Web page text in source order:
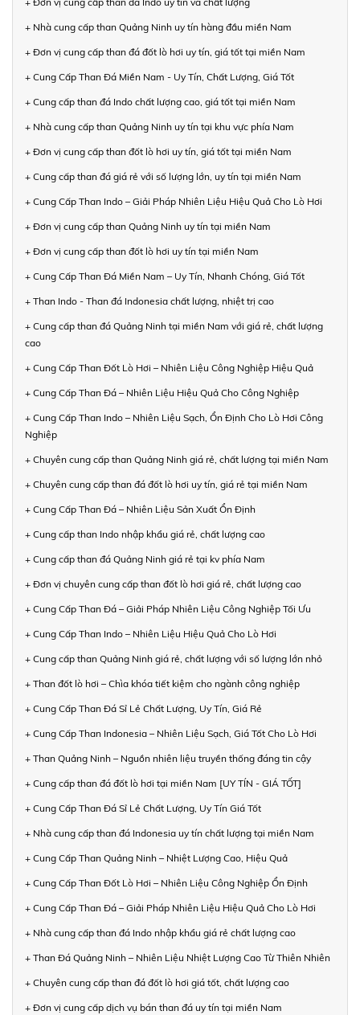
+ Nhà cung cấp than Quảng Ninh uy tín hàng đầu miền Nam
+ Đơn vị cung cấp than đá đốt lò hơi uy tín, giá tốt tại miền Nam
+ Cung Cấp Than Đá Miền Nam - Uy Tín, Chất Lượng, Giá Tốt
+ Cung cấp than đá Indo chất lượng cao, giá tốt tại miền Nam
+ Nhà cung cấp than Quảng Ninh uy tín tại khu vực phía Nam
+ Đơn vị cung cấp than đốt lò hơi uy tín, giá tốt tại miền Nam
+ Cung cấp than đá giá rẻ với số lượng lớn, uy tín tại miền Nam
+ Cung Cấp Than Indo – Giải Pháp Nhiên Liệu Hiệu Quả Cho Lò Hơi
+ Đơn vị cung cấp than Quảng Ninh uy tín tại miền Nam
+ Đơn vị cung cấp than đốt lò hơi uy tín tại miền Nam
+ Cung Cấp Than Đá Miền Nam – Uy Tín, Nhanh Chóng, Giá Tốt
+ Than Indo - Than đá Indonesia chất lượng, nhiệt trị cao
+ Cung cấp than đá Quảng Ninh tại miền Nam với giá rẻ, chất lượng
cao
+ Cung Cấp Than Đốt Lò Hơi – Nhiên Liệu Công Nghiệp Hiệu Quả
+ Cung Cấp Than Đá – Nhiên Liệu Hiệu Quả Cho Công Nghiệp
+ Cung Cấp Than Indo – Nhiên Liệu Sạch, Ổn Định Cho Lò Hơi Công
Nghiệp
+ Chuyên cung cấp than Quảng Ninh giá rẻ, chất lượng tại miền Nam
+ Chuyên cung cấp than đá đốt lò hơi uy tín, giá rẻ tại miền Nam
+ Cung Cấp Than Đá – Nhiên Liệu Sản Xuất Ổn Định
+ Cung cấp than Indo nhập khẩu giá rẻ, chất lượng cao
+ Cung cấp than đá Quảng Ninh giá rẻ tại kv phía Nam
+ Đơn vị chuyên cung cấp than đốt lò hơi giá rẻ, chất lượng cao
+ Cung Cấp Than Đá – Giải Pháp Nhiên Liệu Công Nghiệp Tối Ưu
+ Cung Cấp Than Indo – Nhiên Liệu Hiệu Quả Cho Lò Hơi
+ Cung cấp than Quảng Ninh giá rẻ, chất lượng với số lượng lớn nhỏ
+ Than đốt lò hơi – Chìa khóa tiết kiệm cho ngành công nghiệp
+ Cung Cấp Than Đá Sỉ Lẻ Chất Lượng, Uy Tín, Giá Rẻ
+ Cung Cấp Than Indonesia – Nhiên Liệu Sạch, Giá Tốt Cho Lò Hơi
+ Than Quảng Ninh – Nguồn nhiên liệu truyền thống đáng tin cậy
+ Cung cấp than đá đốt lò hơi tại miền Nam [UY TÍN - GIÁ TỐT]
+ Cung Cấp Than Đá Sỉ Lẻ Chất Lượng, Uy Tín Giá Tốt
+ Nhà cung cấp than đá Indonesia uy tín chất lượng tại miền Nam
+ Cung Cấp Than Quảng Ninh – Nhiệt Lượng Cao, Hiệu Quả
+ Cung Cấp Than Đốt Lò Hơi – Nhiên Liệu Công Nghiệp Ổn Định
+ Cung Cấp Than Đá – Giải Pháp Nhiên Liệu Hiệu Quả Cho Lò Hơi
+ Nhà cung cấp than đá Indo nhập khẩu giá rẻ chất lượng cao
+ Than Đá Quảng Ninh – Nhiên Liệu Nhiệt Lượng Cao Từ Thiên Nhiên
+ Chuyên cung cấp than đá đốt lò hơi giá tốt, chất lượng cao
+ Đơn vị cung cấp dịch vụ bán than đá uy tín tại miền Nam